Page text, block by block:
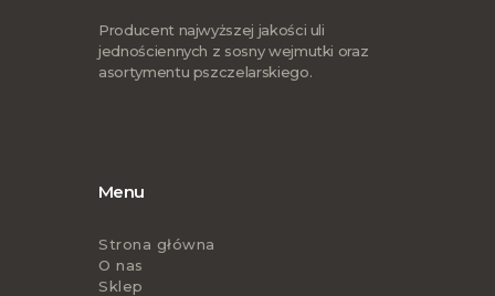
Producent najwyższej jakości uli
jednościennych z sosny wejmutki oraz
asortymentu pszczelarskiego.
Menu
Strona główna
O nas
Sklep